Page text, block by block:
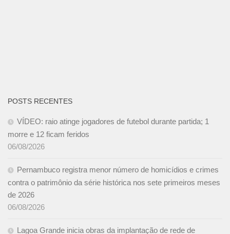
POSTS RECENTES
VÍDEO: raio atinge jogadores de futebol durante partida; 1
morre e 12 ficam feridos
06/08/2026
Pernambuco registra menor número de homicídios e crimes
contra o patrimônio da série histórica nos sete primeiros meses
de 2026
06/08/2026
Lagoa Grande inicia obras da implantação de rede de